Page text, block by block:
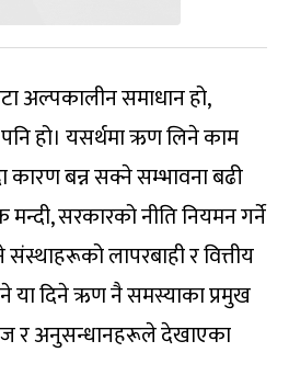
अल्पकालीन समाधान हो,
हो। यसर्थमा ऋण लिने काम
कारण बन्न सक्ने सम्भावना बढी
सरकारको नीति नियमन गर्ने
लापरबाही र वित्तीय
या दिने ऋण नै समस्याका प्रमुख
र अनुसन्धानहरूले देखाएका